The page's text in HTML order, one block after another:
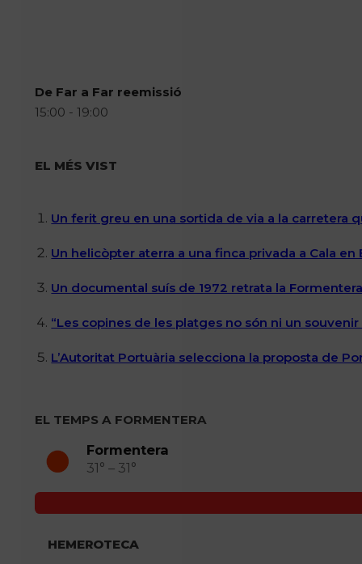
De Far a Far reemissió
15:00 - 19:00
EL MÉS VIST
Un ferit greu en una sortida de via a la carretera
Un helicòpter aterra a una finca privada a Cala
Un documental suís de 1972 retrata la
“Les copines de les platges no són ni un
L’Autoritat Portuària selecciona la proposta de
EL TEMPS A FORMENTERA
Formentera
31° – 31°
HEMEROTECA